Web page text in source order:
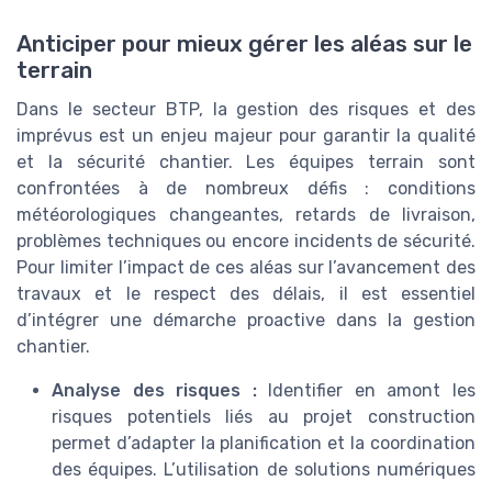
Anticiper pour mieux gérer les aléas sur le
terrain
Dans le secteur BTP, la gestion des risques et des
imprévus est un enjeu majeur pour garantir la qualité
et la sécurité chantier. Les équipes terrain sont
confrontées à de nombreux défis : conditions
météorologiques changeantes, retards de livraison,
problèmes techniques ou encore incidents de sécurité.
Pour limiter l’impact de ces aléas sur l’avancement des
travaux et le respect des délais, il est essentiel
d’intégrer une démarche proactive dans la gestion
chantier.
Analyse des risques :Identifier en amont les
risques potentiels liés au projet construction
permet d’adapter la planification et la coordination
des équipes. L’utilisation de solutions numériques